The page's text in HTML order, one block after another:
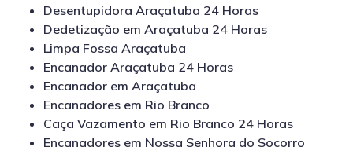
Desentupidora Araçatuba 24 Horas
Dedetização em Araçatuba 24 Horas
Limpa Fossa Araçatuba
Encanador Araçatuba 24 Horas
Encanador em Araçatuba
Encanadores em Rio Branco
Caça Vazamento em Rio Branco 24 Horas
Encanadores em Nossa Senhora do Socorro